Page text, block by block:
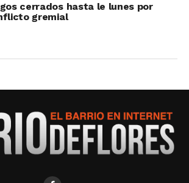
cerrados hasta le lunes por
gremial